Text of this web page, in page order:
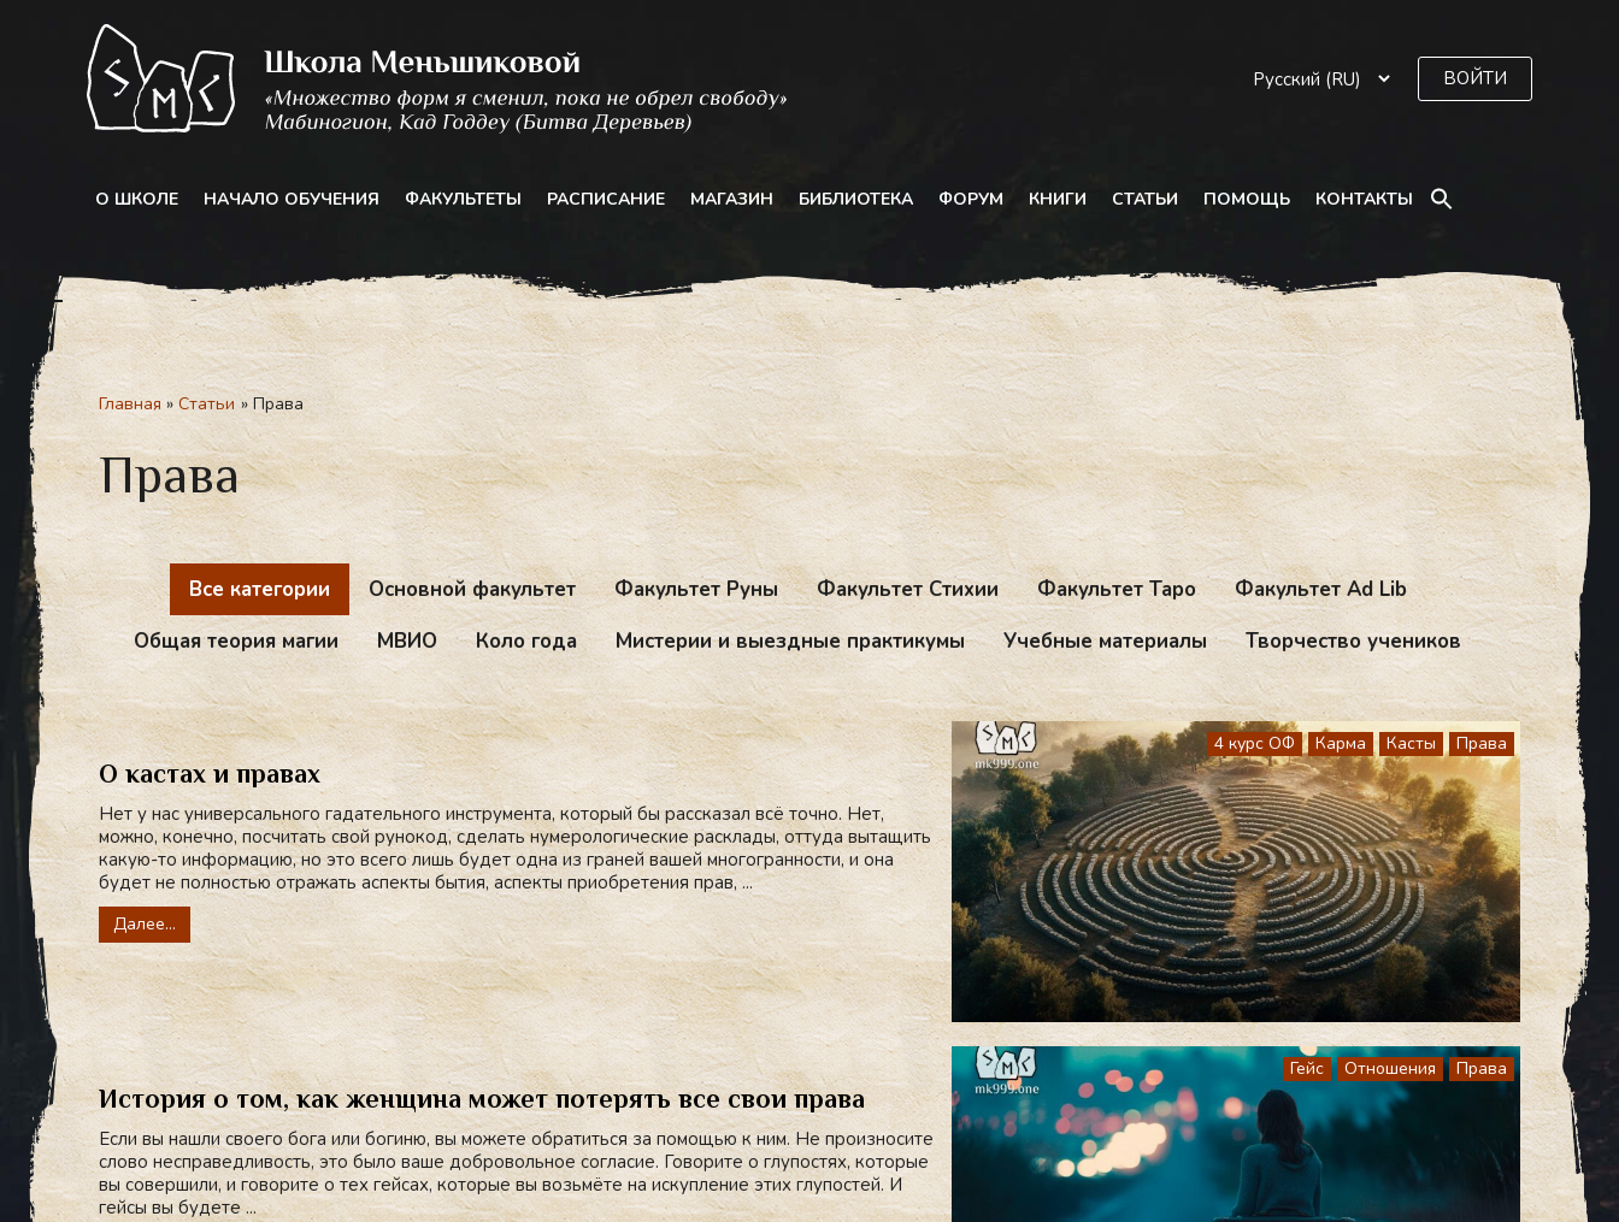
содержимому
ВОЙТИ
О ШКОЛЕ НАЧАЛО ОБУЧЕНИЯ ФАКУЛЬТЕТЫ РАСПИСАНИЕ МАГАЗИН БИБЛИОТЕКА ФОРУМ КНИГИ СТАТЬИ ПОМОЩЬ КОНТАКТЫ
Главная Статьи Права
Права
Все категории Основной факультет Факультет Руны Факультет Стихии Факультет Таро
Факультет Ad Lib
Общая теория магии
МВИО Коло года Мистерии и выездные практикумы Учебные материалы Творчество учеников
4 курс ОФ Карма Касты Права
О кастах и правах
Нет у нас универсального гадательного инструмента, который бы рассказал всё точно. Нет,
можно, конечно, посчитать свой рунокод, сделать нумерологические расклады, оттуда вытащить
какую-то информацию, но это всего лишь будет одна из граней вашей многогранности, и она
будет не полностью отражать аспекты бытия, аспекты приобретения прав, ...
Далее...
Гейс Отношения Права
История о том, как женщина может потерять все свои права
Если вы нашли своего бога или богиню, вы можете обратиться за помощью к ним. Не произносите
слово несправедливость, это было ваше добровольное согласие. Говорите о глупостях, которые
вы совершили, и говорите о тех гейсах, которые вы возьмёте на искупление этих глупостей. И
гейсы вы будете ...